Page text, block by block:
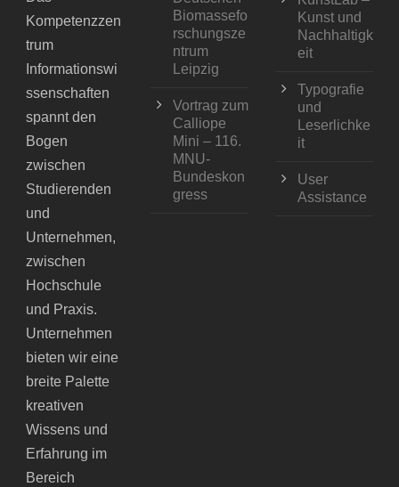
Kompetenzzen
trum
Informationswi
ssenschaften
spannt den
Bogen
zwischen
Studierenden
und
Unternehmen,
zwischen
Hochschule
und Praxis.
Unternehmen
bieten wir eine
breite Palette
kreativen
Wissens und
Erfahrung im
Bereich
Biomassefo
rschungsze
ntrum
Leipzig
Vortrag zum
Calliope
Mini – 116.
MNU-
Bundeskon
gress
Kunst und
Nachhaltigk
eit
Typografie
und
Leserlichke
it
User
Assistance